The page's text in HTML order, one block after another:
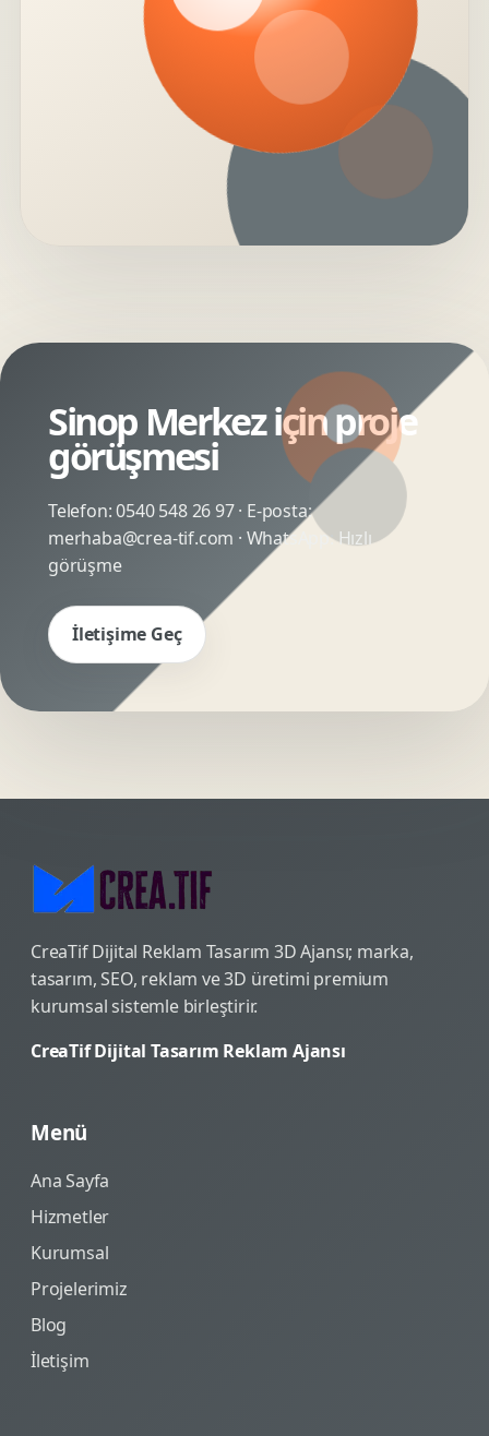
Sinop Merkez için proje
görüşmesi
Telefon:0540 548 26 97· E-posta:
merhaba@crea-tif.com · WhatsApp:Hızlı
görüşme
İletişime Geç
CreaTif Dijital Reklam Tasarım 3D Ajansı; marka,
tasarım, SEO, reklam ve 3D üretimi premium
kurumsal sistemle birleştirir.
CreaTif Dijital Tasarım Reklam Ajansı
Menü
Ana Sayfa
Hizmetler
Kurumsal
Projelerimiz
Blog
İletişim